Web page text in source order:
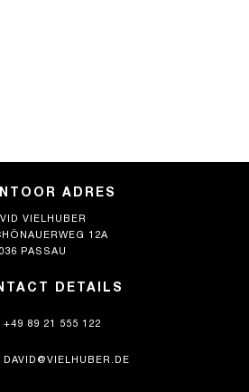
ADRES
VIELHUBER
12A
PASSAU
DETAILS
+49 89 21 555 122
DAVID@VIELHUBER.DE